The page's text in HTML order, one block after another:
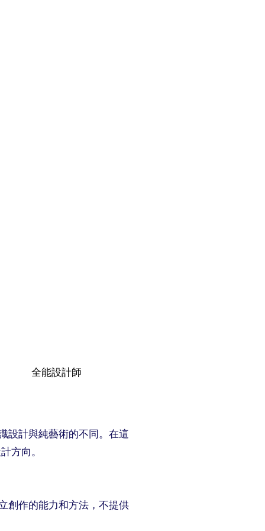
​全能設計師
設計與純藝術的不同。在這
方向。
創作的能力和方法，不提供